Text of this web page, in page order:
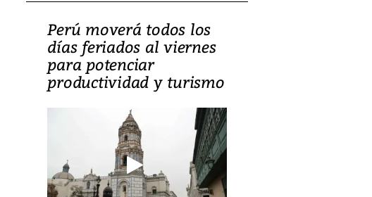
Perú moverá todos los
días feriados al viernes
para potenciar
productividad y turismo